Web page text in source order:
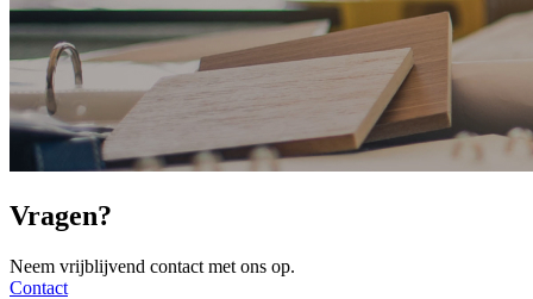
Vragen?
Neem vrijblijvend contact met ons op.
Contact